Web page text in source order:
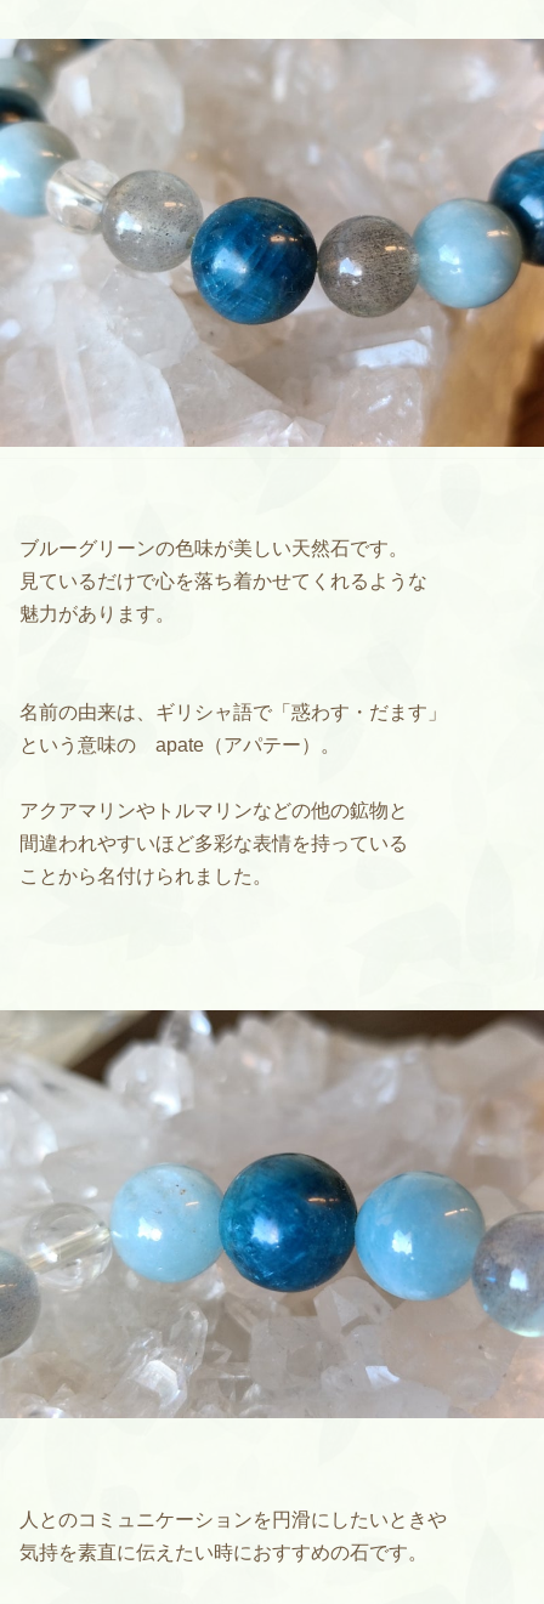
ブルーグリーンの色味が美しい天然石です。
見ているだけで心を落ち着かせてくれるような
魅力があります。
名前の由来は、ギリシャ語で「惑わす・だます」
という意味の apate（アパテー）。
アクアマリンやトルマリンなどの他の鉱物と
間違われやすいほど多彩な表情を持っている
ことから名付けられました。
人とのコミュニケーションを円滑にしたいときや
気持を素直に伝えたい時におすすめの石です。